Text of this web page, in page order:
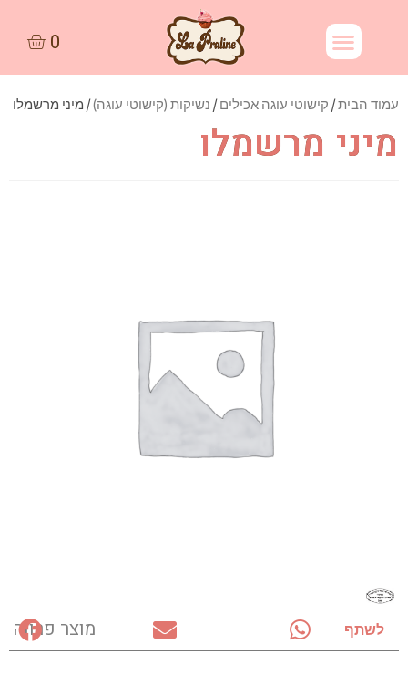
עמוד הבית/ קישוטי עוגה אכילים/ נשיקות (קישוטי עוגה)/ מיני מרשמלו
מיני מרשמלו
מוצר פרווה לשתף